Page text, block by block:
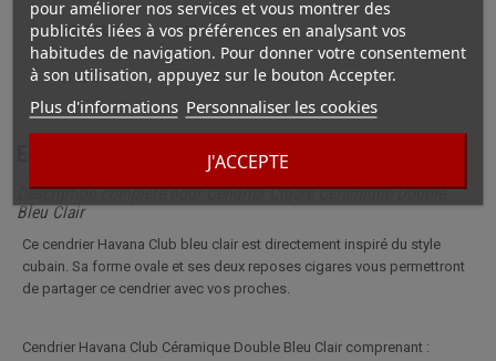
pour améliorer nos services et vous montrer des
publicités liées à vos préférences en analysant vos
habitudes de navigation. Pour donner votre consentement
à son utilisation, appuyez sur le bouton Accepter.
Plus d'informations Personnaliser les cookies
J'ACCEPTE
COULEUR Bleu
STYLE cendrier pour cigare
Description complète pour Cendrier Cigare Céramique Double
Bleu Clair
Ce cendrier Havana Club bleu clair est directement inspiré du style
cubain. Sa forme ovale et ses deux reposes cigares vous permettront
de partager ce cendrier avec vos proches.
Cendrier Havana Club Céramique Double Bleu Clair comprenant :